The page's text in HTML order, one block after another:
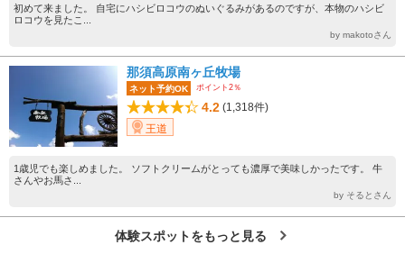
初めて来ました。 自宅にハシビロコウのぬいぐるみがあるのですが、本物のハシビ
ロコウを見たこ...
by makotoさん
那須高原南ヶ丘牧場
ネット予約OK ポイント2％
4.2 (1,318件)
王道
1歳児でも楽しめました。 ソフトクリームがとっても濃厚で美味しかったです。 牛
さんやお馬さ...
by そるとさん
体験スポットをもっと見る